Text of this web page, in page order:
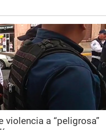
a “peligrosa”